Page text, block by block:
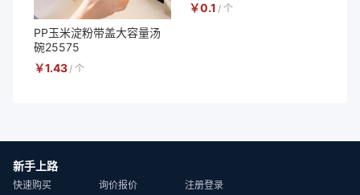
PP玉米淀粉带盖大容量汤
碗25575
￥1.43/ 个
￥0.1 / 个
新手上路
快速购买 询价报价 注册登录